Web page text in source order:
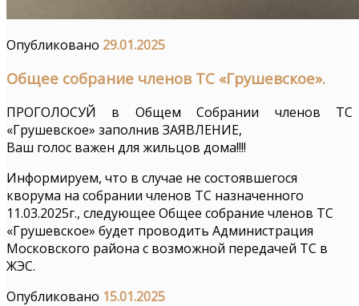
Опубликовано 29.01.2025
Общее собрание членов ТС «Грушевское».
ПРОГОЛОСУЙ в Общем Собрании членов ТС
«Грушевское» заполнив ЗАЯВЛЕНИЕ,
Ваш голос важен для жильцов дома!!!!
Информируем, что в случае не состоявшегося
кворума на собрании членов ТС назначенного
11.03.2025г., следующее Общее собрание членов ТС
«Грушевское» будет проводить Администрация
Московского района с возможной передачей ТС в
ЖЭС.
Опубликовано 15.01.2025